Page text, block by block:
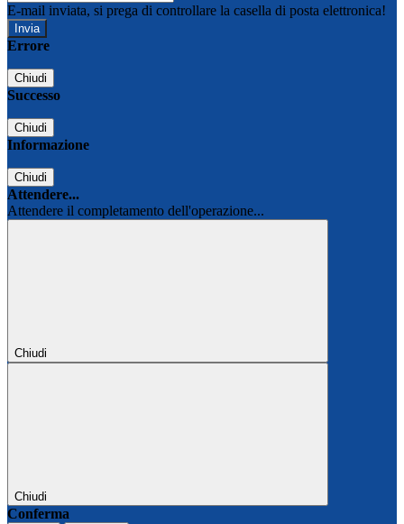
E-mail inviata, si prega di controllare la casella di posta elettronica!
Errore
Chiudi
Successo
Chiudi
Informazione
Chiudi
Attendere...
Attendere il completamento dell'operazione...
Chiudi
Chiudi
Conferma